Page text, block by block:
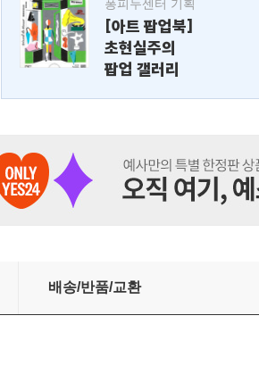
퐁피두센터 기획
[아트 팝업북]
초현실주의
팝업 갤러리
배송/반품/교환